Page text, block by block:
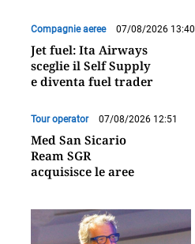
Compagnie aeree 07/08/2026 13:40
Jet fuel: Ita Airways
sceglie il Self Supply
e diventa fuel trader
Tour operator 07/08/2026 12:51
Med San Sicario
Ream SGR
acquisisce le aree